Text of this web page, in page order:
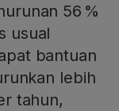
56 %
usual
bantuan
lebih
tahun,